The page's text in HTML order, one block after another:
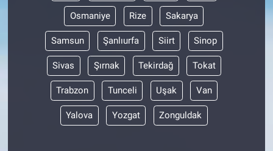
Osmaniye Rize Sakarya
Samsun Şanlıurfa Siirt Sinop
Sivas Şırnak Tekirdağ Tokat
Trabzon Tunceli Uşak Van
Yalova Yozgat Zonguldak